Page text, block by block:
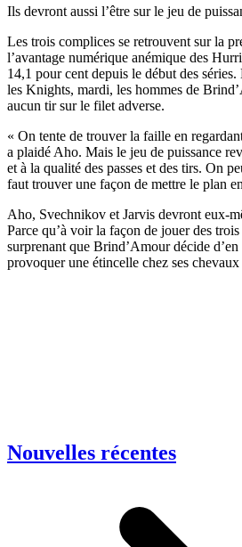
Ils devront aussi l’être sur le jeu de
Les trois complices se retrouvent sur la
l’avantage numérique anémique des
14,1 pour cent depuis le début des
les Knights, mardi, les hommes de
aucun tir sur le filet adverse.
« On tente de trouver la faille en
a plaidé Aho. Mais le jeu de puissance
et à la qualité des passes et des tirs. On
faut trouver une façon de mettre le plan
Aho, Svechnikov et Jarvis devront eux-
Parce qu’à voir la façon de jouer des
surprenant que Brind’Amour décide
provoquer une étincelle chez ses chevaux
Nouvelles récentes